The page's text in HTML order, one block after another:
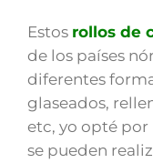
Estos rollos de
de los países
diferentes
glaseados,
etc, yo opté
se pueden